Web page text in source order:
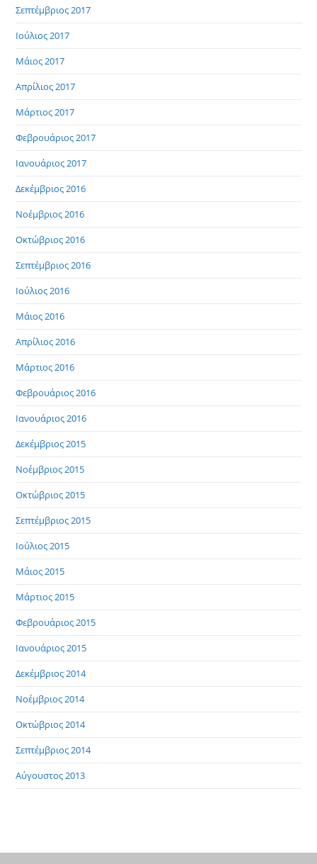
Σεπτέμβριος 2017
Ιούλιος 2017
Μάιος 2017
Απρίλιος 2017
Μάρτιος 2017
Φεβρουάριος 2017
Ιανουάριος 2017
Δεκέμβριος 2016
Νοέμβριος 2016
Οκτώβριος 2016
Σεπτέμβριος 2016
Ιούλιος 2016
Μάιος 2016
Απρίλιος 2016
Μάρτιος 2016
Φεβρουάριος 2016
Ιανουάριος 2016
Δεκέμβριος 2015
Νοέμβριος 2015
Οκτώβριος 2015
Σεπτέμβριος 2015
Ιούλιος 2015
Μάιος 2015
Μάρτιος 2015
Φεβρουάριος 2015
Ιανουάριος 2015
Δεκέμβριος 2014
Νοέμβριος 2014
Οκτώβριος 2014
Σεπτέμβριος 2014
Αύγουστος 2013